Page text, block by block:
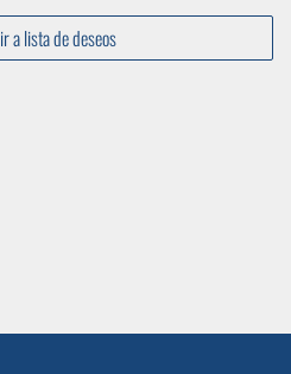
a lista de deseos